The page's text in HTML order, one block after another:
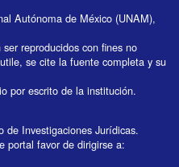
Autónoma de México (UNAM),
reproducidos con fines no
se cite la fuente completa y su
por escrito de la institución.
Investigaciones Jurídicas.
portal favor de dirigirse a: